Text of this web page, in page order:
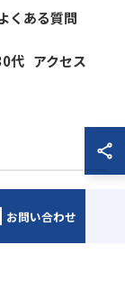
お問い合わせ
くある質問
代 アクセス
ーデイ ALL RIGHTS